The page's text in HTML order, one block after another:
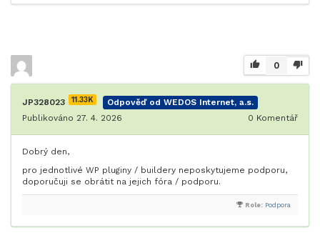
0
JP328023 11.33K
Odpověď od WEDOS Internet, a.s.
Publikováno 27. 4. 2026
0 Komentář
Dobrý den,
pro jednotlivé WP pluginy / buildery neposkytujeme podporu,
doporučuji se obrátit na jejich fóra / podporu.
Role: Podpora